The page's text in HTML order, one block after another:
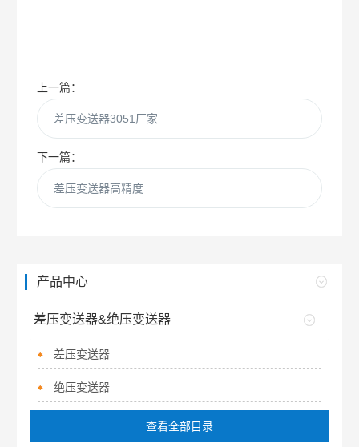
上一篇：
差压变送器3051厂家
下一篇：
差压变送器高精度
产品中心
差压变送器&绝压变送器
差压变送器
绝压变送器
查看全部目录